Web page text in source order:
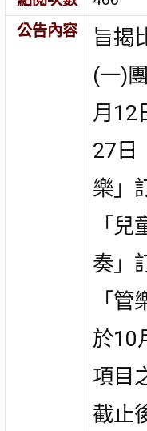
公告內容
旨揭
(一)
月12
27日
樂」
「
奏」
「
於10
項目
截止